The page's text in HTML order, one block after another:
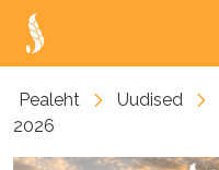
Pealeht Uudised
2026